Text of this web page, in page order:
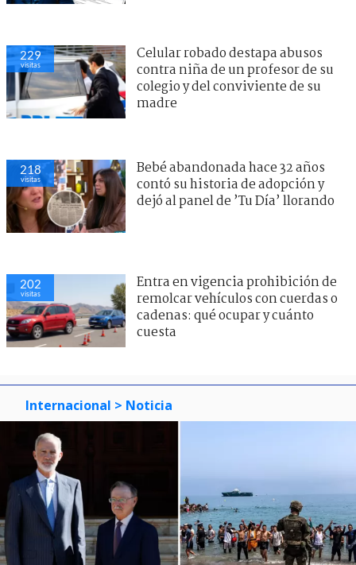
229
visitas
Celular robado destapa abusos
contra niña de un profesor de su
colegio y del conviviente de su
madre
218
visitas
Bebé abandonada hace 32 años
contó su historia de adopción y
dejó al panel de ’Tu Día’ llorando
202
visitas
Entra en vigencia prohibición de
remolcar vehículos con cuerdas o
cadenas: qué ocupar y cuánto
cuesta
Internacional > Noticia